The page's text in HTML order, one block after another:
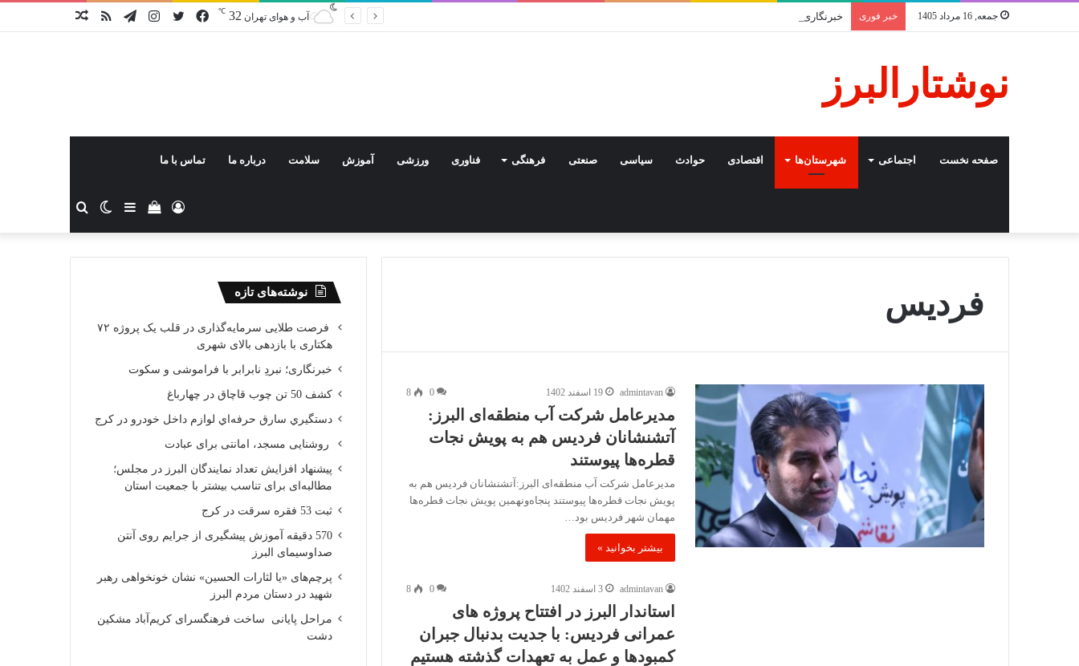
جمعه, 16 مرداد 1405 خبر فوری خبرنگاری؛ نبردِ نابرابر با فراموشی و سکوت نوشتهخوراکتلگرام
اینستاگرامتوییتر فیس آب و هوای تهران 32
℃
نوشتارالبرز
صفحه نخست اجتماعی شهرستان‌ها اقتصادی حوادث سیاسی صنعتی فرهنگی فناوری ورزشی آموزش سلامت درباره ما تماس با ما
جستجو
برای
تغییر
پوسته
سایدباردیدن
سبد
ورود
فردیس
admintavan 19 اسفند 1402 0
8
مدیرعامل شرکت آب منطقه‌ای البرز:
آتشنشانان فردیس هم به پویش نجات
قطره‌ها پیوستند
مدیرعامل شرکت آب منطقه‌ای البرز:آتشنشانان فردیس هم به
پویش نجات قطره‌ها پیوستند پنجاه‌ونهمین پویش نجات قطره‌ها
مهمان شهر فردیس بود…
بیشتر بخوانید »
admintavan 3 اسفند 1402 0
8
استاندار البرز در افتتاح پروژه های
عمرانی فردیس: با جدیت بدنبال جبران
کمبودها و عمل به تعهدات گذشته هستیم
نوشته‌های تازه
فرصت طلایی سرمایه‌گذاری در قلب یک پروژه ۷۲
هکتاری با بازدهی بالای شهری
خبرنگاری؛ نبردِ نابرابر با فراموشی و سکوت
کشف 50 تن چوب قاچاق در چهارباغ
دستگيري سارق حرفه‌اي لوازم داخل خودرو در کرج
روشنایی مسجد، امانتی برای عبادت
پیشنهاد افزایش تعداد نمایندگان البرز در مجلس؛
مطالبه‌ای برای تناسب بیشتر با جمعیت استان
ثبت 53 فقره سرقت در کرج
570 دقیقه آموزش پیشگیری از جرایم روی آنتن
صداوسیمای البرز
پرچم‌های «یا لثارات الحسین» نشان خونخواهی رهبر
شهید در دستان مردم البرز
مراحل پایانی ساخت فرهنگسرای کریم‌آباد مشکین
دشت